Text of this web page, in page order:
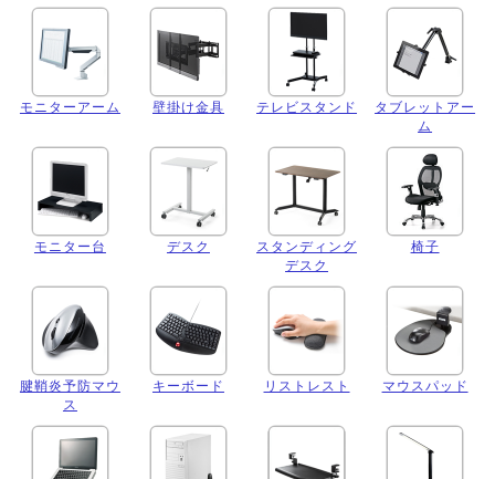
モニターアーム 壁掛け金具 テレビスタンド
タブレットアー
ム
モニター台 デスク
スタンディング
デスク
椅子
腱鞘炎予防マウ
ス
キーボード リストレスト マウスパッド